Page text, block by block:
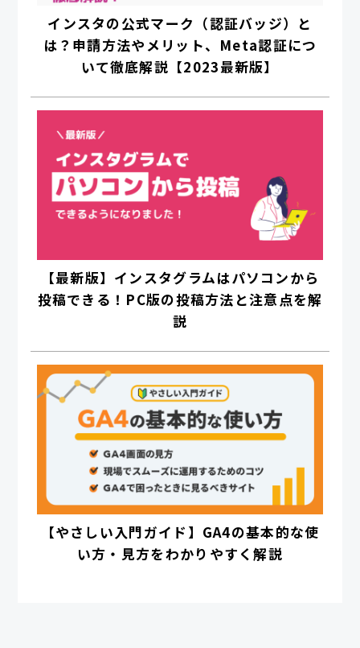
インスタの公式マーク（認証バッジ）と
は？申請方法やメリット、Meta認証につ
いて徹底解説【2023最新版】
【最新版】インスタグラムはパソコンから
投稿できる！PC版の投稿方法と注意点を解
説
【やさしい入門ガイド】GA4の基本的な使
い方・見方をわかりやすく解説